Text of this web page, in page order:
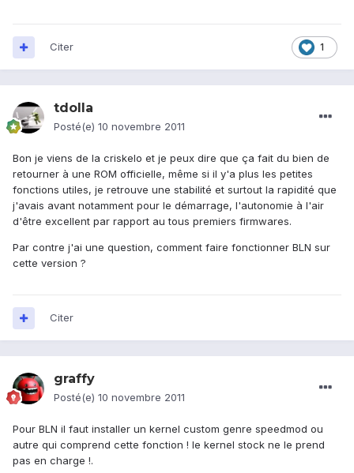
1
Citer
tdolla
Posté(e) 10 novembre 2011
Bon je viens de la criskelo et je peux dire que ça fait du bien de
retourner à une ROM officielle, même si il y'a plus les petites
fonctions utiles, je retrouve une stabilité et surtout la rapidité que
j'avais avant notamment pour le démarrage, l'autonomie à l'air
d'être excellent par rapport au tous premiers firmwares.
Par contre j'ai une question, comment faire fonctionner BLN sur
cette version ?
Citer
graffy
Posté(e) 10 novembre 2011
Pour BLN il faut installer un kernel custom genre speedmod ou
autre qui comprend cette fonction ! le kernel stock ne le prend
pas en charge !.